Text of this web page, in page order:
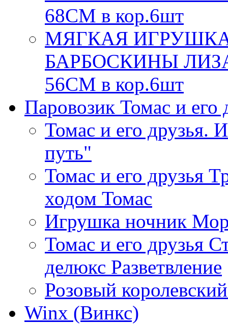
68СМ в кор.6шт
МЯГКАЯ
БАРБОСКИНЫ
56СМ в кор.6шт
Паровозик Томас и его
Томас и его друзья.
путь"
Томас и его друзья
ходом Томас
Игрушка ночник
Томас и его друзья
делюкс Разветвление
Розовый
Winx (Винкс)